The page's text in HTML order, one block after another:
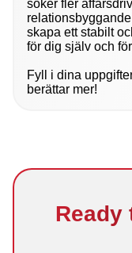
söker fler
skapa ett stabilt
för dig själv och
Fyll i dina
berättar mer!
Ready